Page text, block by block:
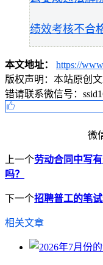
绩效考核不合
本文地址：
https://
版权声明： 本站原创
错请联系微信号：
微
上一个劳动合同中写
吗？
下一个招聘普工的笔
相关文章